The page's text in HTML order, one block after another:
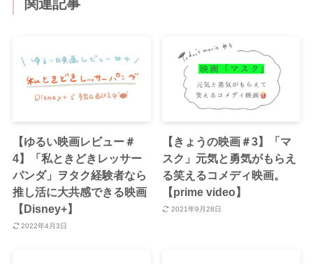
関連記事
【ゆるい映画レビュー＃
4】「私ときどきレッサー
パンダ」ヲタク経験者なら
推し活に大共感できる映画
【Disney+】
2022年4月3日
【きょうの映画＃3】「マ
スク」元気と勇気がもらえ
る笑えるコメディ映画。
【prime video】
2021年9月28日